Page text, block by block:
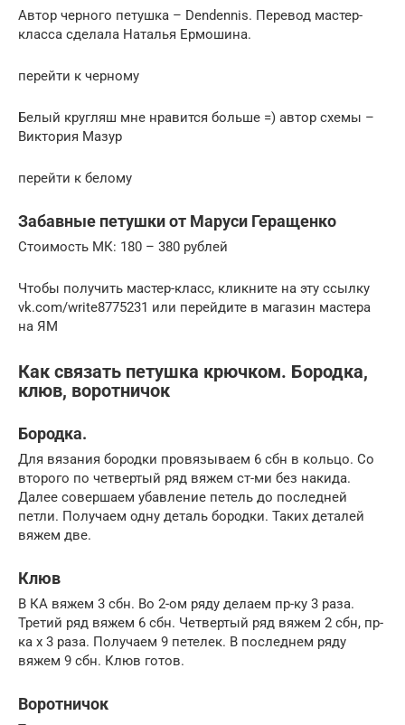
Автор черного петушка – Dendennis. Перевод мастер-
класса сделала Наталья Ермошина.
перейти к черному
Белый кругляш мне нравится больше =) автор схемы –
Виктория Мазур
перейти к белому
Забавные петушки от Маруси Геращенко
Стоимость МК: 180 – 380 рублей
Чтобы получить мастер-класс, кликните на эту ссылку
vk.com/write8775231 или перейдите в магазин мастера
на ЯМ
Как связать петушка крючком. Бородка,
клюв, воротничок
Бородка.
Для вязания бородки провязываем 6 сбн в кольцо. Со
второго по четвертый ряд вяжем ст-ми без накида.
Далее совершаем убавление петель до последней
петли. Получаем одну деталь бородки. Таких деталей
вяжем две.
Клюв
В КА вяжем 3 сбн. Во 2-ом ряду делаем пр-ку 3 раза.
Третий ряд вяжем 6 сбн. Четвертый ряд вяжем 2 сбн, пр-
ка х 3 раза. Получаем 9 петелек. В последнем ряду
вяжем 9 сбн. Клюв готов.
Воротничок